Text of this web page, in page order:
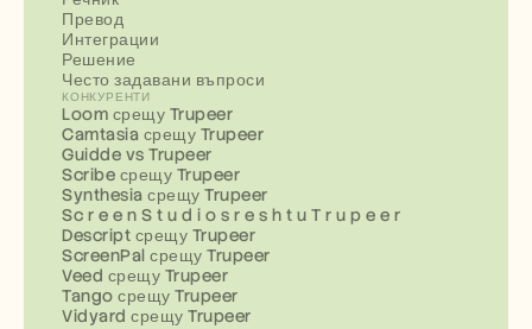
Превод
Интеграции
Решение
Често задавани въпроси
КОНКУРЕНТИ
Loom срещу Trupeer
Camtasia срещу Trupeer
Guidde vs Trupeer
Scribe срещу Trupeer
Synthesia срещу Trupeer
Sc r e e n S t u d i o s r e s h t u T r u p e e r
Descript срещу Trupeer
ScreenPal срещу Trupeer
Veed срещу Trupeer
Tango срещу Trupeer
Vidyard срещу Trupeer